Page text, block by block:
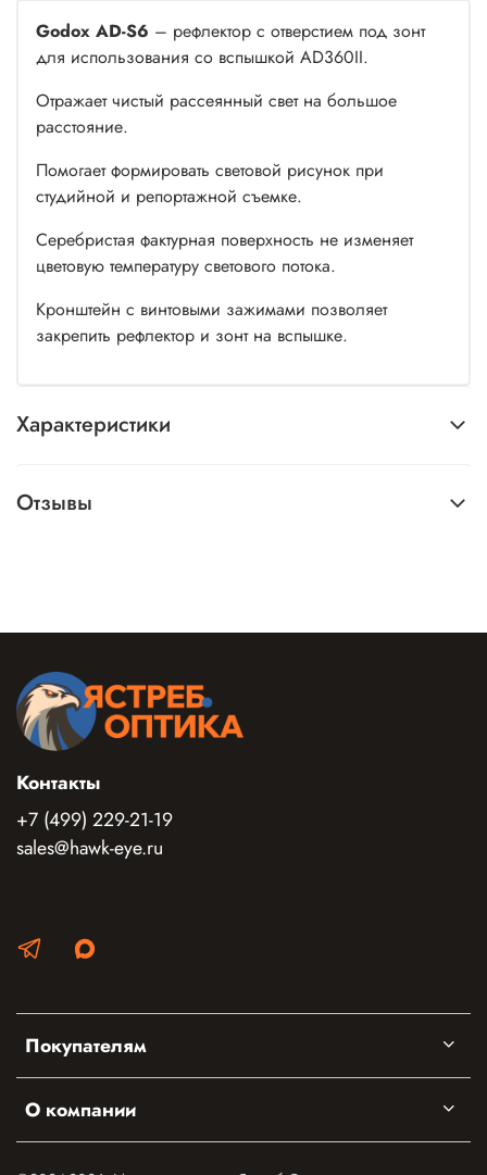
Godox AD-S6 – рефлектор с отверстием под зонт
для использования со вспышкой AD360II.
Отражает чистый рассеянный свет на большое
расстояние.
Помогает формировать световой рисунок при
студийной и репортажной съемке.
Серебристая фактурная поверхность не изменяет
цветовую температуру светового потока.
Кронштейн с винтовыми зажимами позволяет
закрепить рефлектор и зонт на вспышке.
Характеристики
Отзывы
Покупателям
О компании
Контакты
+7 (499) 229-21-19
sales@hawk-eye.ru